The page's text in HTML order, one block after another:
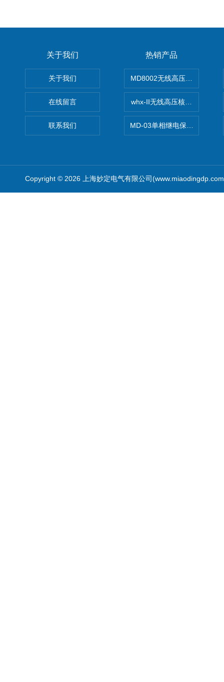
关于我们
关于我们
在线留言
联系我们
热销产品
MD8002无线高压核相仪
whx-II无线高压核相仪
MD-03单相继电保护测试仪价
Copyright © 2026 上海妙定电气有限公司